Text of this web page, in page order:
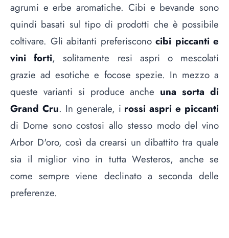
agrumi e erbe aromatiche. Cibi e bevande sono
quindi basati sul tipo di prodotti che è possibile
coltivare. Gli abitanti preferiscono cibi piccanti e
vini forti, solitamente resi aspri o mescolati
grazie ad esotiche e focose spezie. In mezzo a
queste varianti si produce anche una sorta di
Grand Cru. In generale, i rossi aspri e piccanti
di Dorne sono costosi allo stesso modo del vino
Arbor D'oro, così da crearsi un dibattito tra quale
sia il miglior vino in tutta Westeros, anche se
come sempre viene declinato a seconda delle
preferenze.